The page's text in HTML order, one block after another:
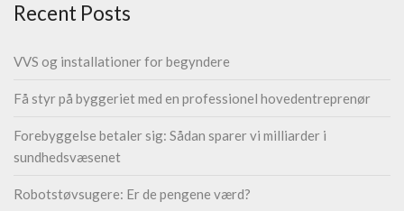
Recent Posts
VVS og installationer for begyndere
Få styr på byggeriet med en professionel hovedentreprenør
Forebyggelse betaler sig: Sådan sparer vi milliarder i
sundhedsvæsenet
Robotstøvsugere: Er de pengene værd?